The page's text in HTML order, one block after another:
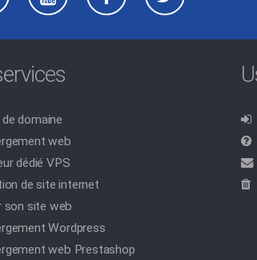
domaine
web
dédié VPS
de site internet
son site web
Wordpress
web Prestashop